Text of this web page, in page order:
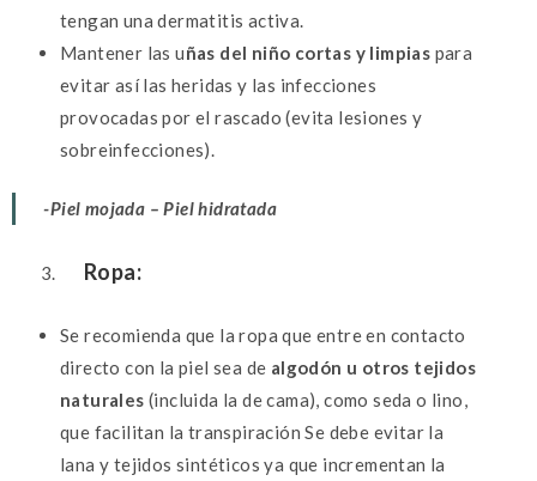
tengan una dermatitis activa.
Mantener las uñas del niño cortas y limpias para
evitar así las heridas y las infecciones
provocadas por el rascado (evita lesiones y
sobreinfecciones).
-Piel mojada – Piel hidratada
Ropa:
Se recomienda que la ropa que entre en contacto
directo con la piel sea de algodón u otros tejidos
naturales (incluida la de cama), como seda o lino,
que facilitan la transpiración Se debe evitar la
lana y tejidos sintéticos ya que incrementan la